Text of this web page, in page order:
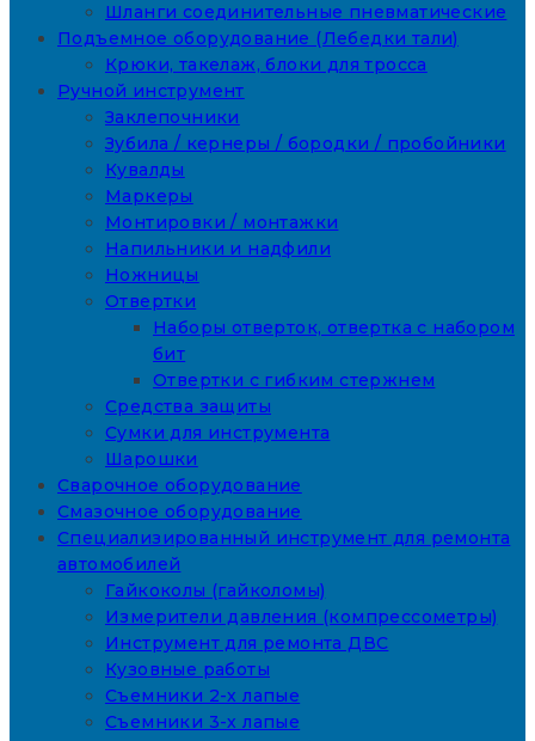
Шланги соединительные пневматические
Подъемное оборудование (Лебедки тали)
Крюки, такелаж, блоки для тросса
Ручной инструмент
Заклепочники
Зубила / кернеры / бородки / пробойники
Кувалды
Маркеры
Монтировки / монтажки
Напильники и надфили
Ножницы
Отвертки
Наборы отверток, отвертка с набором
бит
Отвертки с гибким стержнем
Средства защиты
Сумки для инструмента
Шарошки
Сварочное оборудование
Смазочное оборудование
Специализированный инструмент для ремонта
автомобилей
Гайкоколы (гайколомы)
Измерители давления (компрессометры)
Инструмент для ремонта ДВС
Кузовные работы
Съемники 2-х лапые
Съемники 3-х лапые